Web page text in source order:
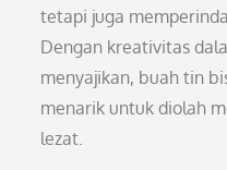
tetapi juga
Dengan kreativitas
menyajikan, buah tin
menarik untuk diolah
lezat.